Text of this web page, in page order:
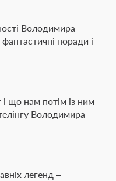
Володимира
поради і
і що нам потім із ним
Володимира
легенд –